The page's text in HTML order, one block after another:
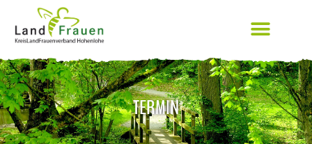
TERMIN